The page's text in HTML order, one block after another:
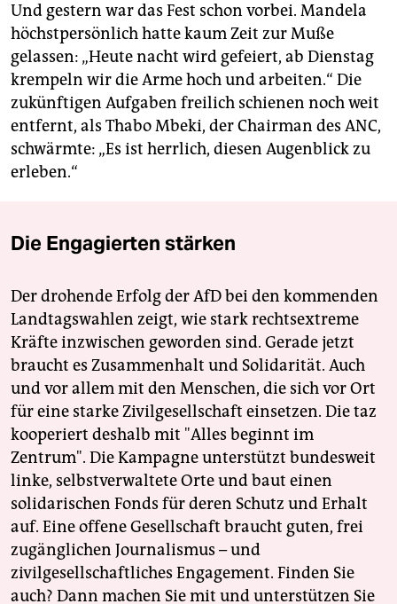
Und gestern war das Fest schon vorbei. Mandela
höchstpersönlich hatte kaum Zeit zur Muße
gelassen: „Heute nacht wird gefeiert, ab Dienstag
krempeln wir die Arme hoch und arbeiten.“ Die
zukünftigen Aufgaben freilich schienen noch weit
entfernt, als Thabo Mbeki, der Chairman des ANC,
schwärmte: „Es ist herrlich, diesen Augenblick zu
erleben.“
Die Engagierten stärken
Der drohende Erfolg der AfD bei den kommenden
Landtagswahlen zeigt, wie stark rechtsextreme
Kräfte inzwischen geworden sind. Gerade jetzt
braucht es Zusammenhalt und Solidarität. Auch
und vor allem mit den Menschen, die sich vor Ort
für eine starke Zivilgesellschaft einsetzen. Die taz
kooperiert deshalb mit "Alles beginnt im
Zentrum". Die Kampagne unterstützt bundesweit
linke, selbstverwaltete Orte und baut einen
solidarischen Fonds für deren Schutz und Erhalt
auf. Eine offene Gesellschaft braucht guten, frei
zugänglichen Journalismus – und
zivilgesellschaftliches Engagement. Finden Sie
auch? Dann machen Sie mit und unterstützen Sie